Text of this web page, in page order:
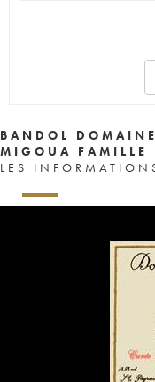
BANDOL
MIGOUA FAMILLE
LES